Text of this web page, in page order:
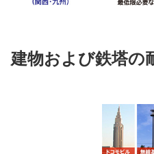
建物および鉄塔の